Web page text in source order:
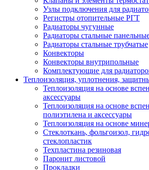
Узлы подключения для
Регистры отопительные РГТ
Радиаторы чугунные
Радиаторы стальные
Радиаторы стальные трубчатые
Конвекторы
Конвекторы внутрипольные
Комплектующие для
Теплоизоляция, уплотнения,
Теплоизоляция на основе
аксессуары
Теплоизоляция на основе
полиэтилена и аксессуары
Теплоизоляция на основе
Стеклоткань, фольгоизол,
стеклопластик
Техпластина резиновая
Паронит листовой
Прокладки